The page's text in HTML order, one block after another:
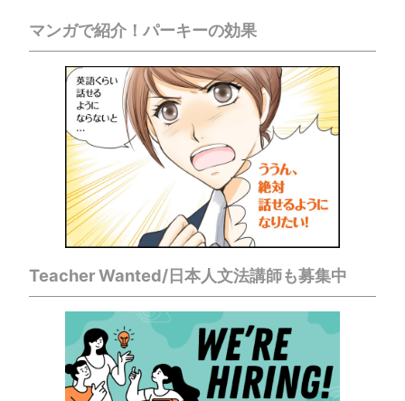
マンガで紹介！パーキーの効果
Teacher Wanted/日本人文法講師も募集中